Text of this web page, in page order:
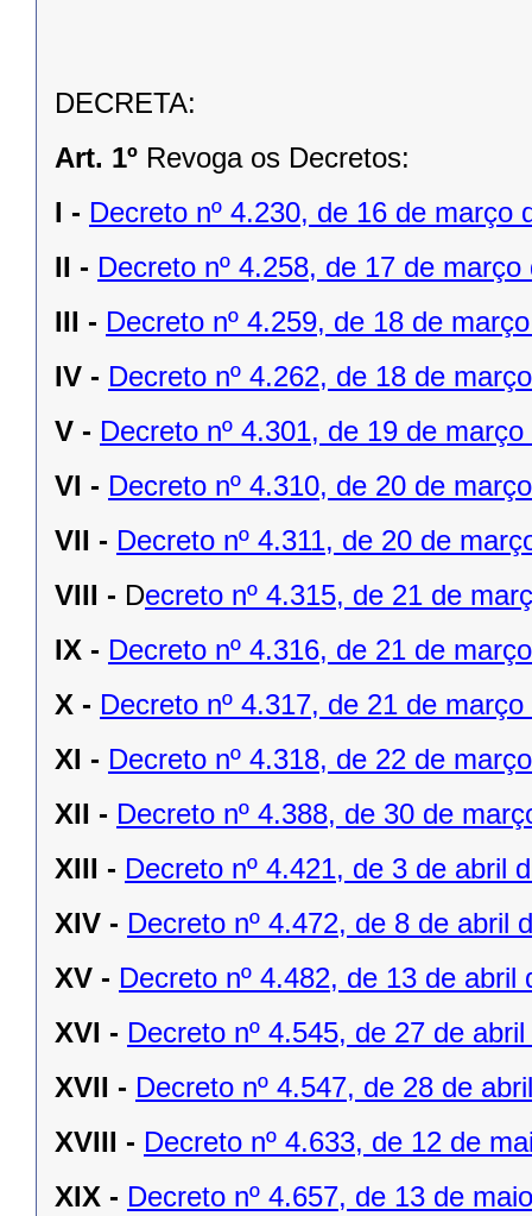
DECRETA:
Art. 1º Revoga os Decretos:
I - Decreto nº 4.230, de 16 de março
II - Decreto nº 4.258, de 17 de março
III - Decreto nº 4.259, de 18 de
IV - Decreto nº 4.262, de 18 de
V - Decreto nº 4.301, de 19 de
VI - Decreto nº 4.310, de 20 de
VII - Decreto nº 4.311, de 20 de
VIII - Decreto nº 4.315, de 21 de
IX - Decreto nº 4.316, de 21 de
X - Decreto nº 4.317, de 21 de
XI - Decreto nº 4.318, de 22 de
XII - Decreto nº 4.388, de 30 de
XIII - Decreto nº 4.421, de 3 de abril
XIV - Decreto nº 4.472, de 8 de abril
XV - Decreto nº 4.482, de 13 de abril
XVI - Decreto nº 4.545, de 27 de
XVII - Decreto nº 4.547, de 28 de
XVIII - Decreto nº 4.633, de 12 de
XIX - Decreto nº 4.657, de 13 de